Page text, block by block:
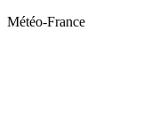
Météo-France